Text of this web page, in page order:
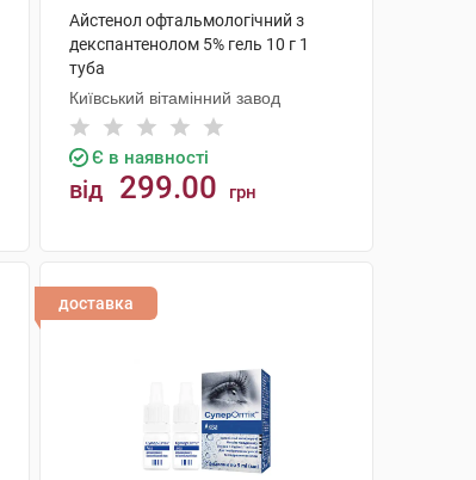
Айстенол офтальмологічний з
декспантенолом 5% гель 10 г 1
туба
Київський вітамінний завод
Є в наявності
від 299.00 грн
доставка